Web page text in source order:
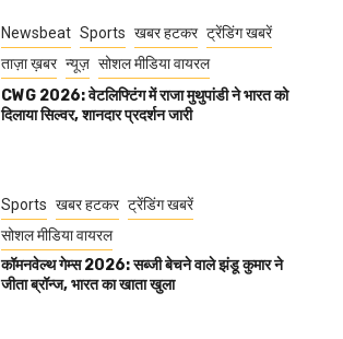
Newsbeat Sports खबर हटकर ट्रेंडिंग खबरें
ताज़ा ख़बर न्यूज़ सोशल मीडिया वायरल
CWG 2026: वेटलिफ्टिंग में राजा मुथुपांडी ने भारत को
दिलाया सिल्वर, शानदार प्रदर्शन जारी
Sports खबर हटकर ट्रेंडिंग खबरें
सोशल मीडिया वायरल
कॉमनवेल्थ गेम्स 2026: सब्जी बेचने वाले झंडू कुमार ने
जीता ब्रॉन्ज, भारत का खाता खुला